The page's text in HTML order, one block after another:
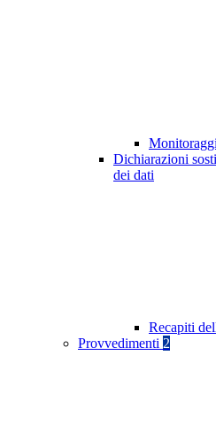
Dichiarazioni
dei dati
Recapiti
Provvedimenti 2